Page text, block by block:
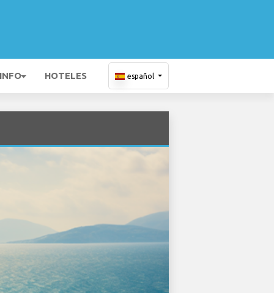
HOTELES español